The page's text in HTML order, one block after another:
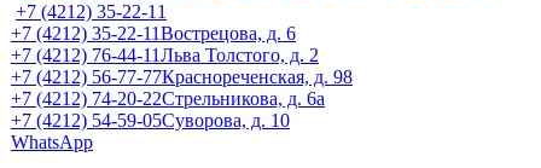
+7 (4212) 35-22-11
+7 (4212) 35-22-11Вострецова, д. 6
+7 (4212) 76-44-11Льва Толстого, д. 2
+7 (4212) 56-77-77Краснореченская, д. 98
+7 (4212) 74-20-22Стрельникова, д. 6а
+7 (4212) 54-59-05Суворова, д. 10
WhatsApp